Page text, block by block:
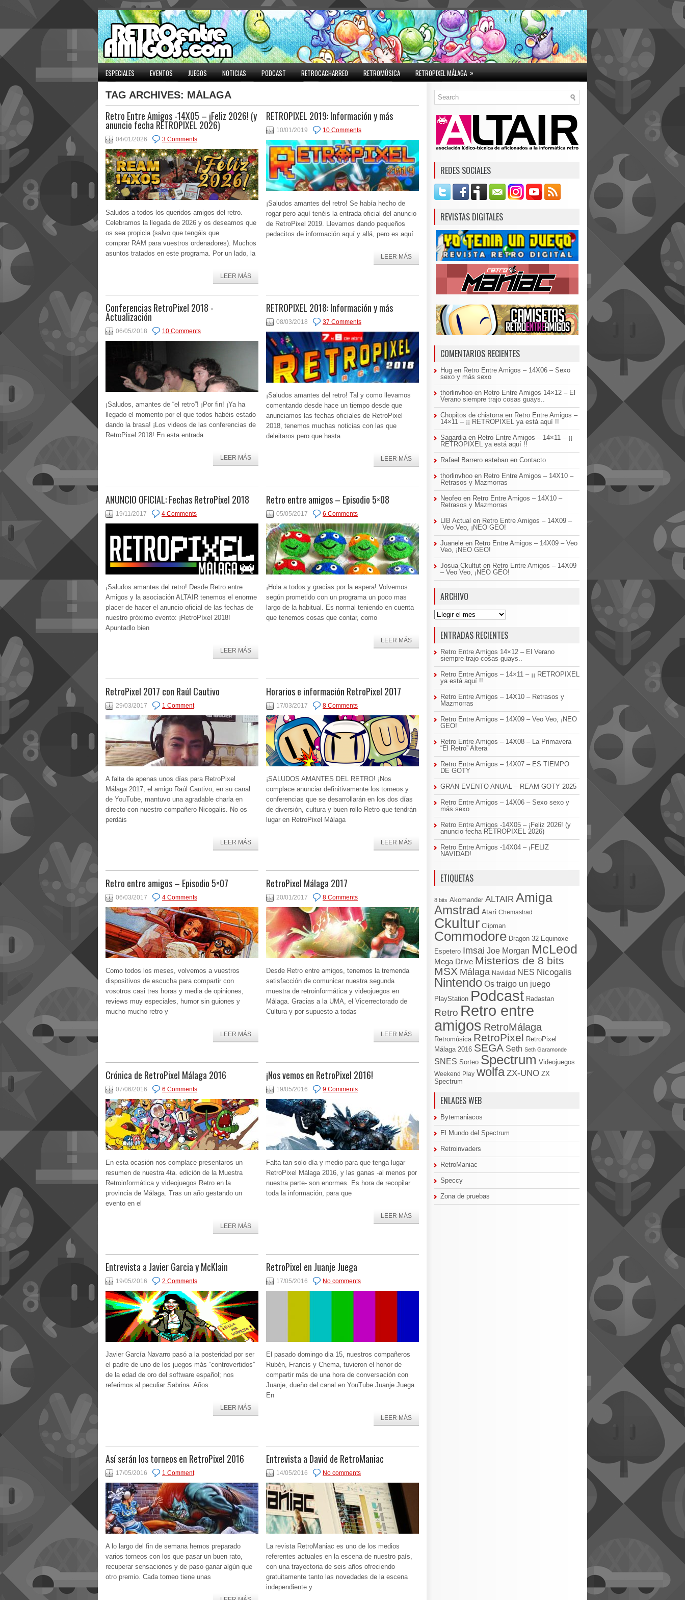
ESPECIALES EVENTOS JUEGOS NOTICIAS PODCAST RETROCACHARREO RETROMÚSICA RETROPIXEL MÁLAGA »
TAG ARCHIVES: MÁLAGA
Retro Entre Amigos -14X05 – ¡Feliz 2026! (y
anuncio fecha RETROPIXEL 2026)
04/01/2026 3 Comments
Saludos a todos los queridos amigos del retro.
Celebramos la llegada de 2026 y os deseamos que
os sea propicia (salvo que tengáis que
comprar RAM para vuestros ordenadores). Muchos
asuntos tratados en este programa. Por un lado, la
LEER MÁS
RETROPIXEL 2019: Información y más
10/01/2019 10 Comments
¡Saludos amantes del retro! Se había hecho de
rogar pero aquí tenéis la entrada oficial del anuncio
de RetroPixel 2019. Llevamos dando pequeños
pedacitos de información aquí y allá, pero es aquí
LEER MÁS
Conferencias RetroPixel 2018 -
Actualización
06/05/2018 10 Comments
¡Saludos, amantes de “el retro”! ¡Por fin! ¡Ya ha
llegado el momento por el que todos habéis estado
dando la brasa! ¡Los videos de las conferencias de
RetroPixel 2018! En esta entrada
LEER MÁS
RETROPIXEL 2018: Información y más
08/03/2018 37 Comments
¡Saludos amantes del retro! Tal y como llevamos
comentando desde hace un tiempo desde que
anunciamos las fechas oficiales de RetroPixel
2018, tenemos muchas noticias con las que
deleitaros pero que hasta
LEER MÁS
ANUNCIO OFICIAL: Fechas RetroPíxel 2018
19/11/2017 4 Comments
¡Saludos amantes del retro! Desde Retro entre
Amigos y la asociación ALTAIR tenemos el enorme
placer de hacer el anuncio oficial de las fechas de
nuestro próximo evento: ¡RetroPíxel 2018!
Apuntadlo bien
LEER MÁS
Retro entre amigos – Episodio 5×08
05/05/2017 6 Comments
¡Hola a todos y gracias por la espera! Volvemos
según prometido con un programa un poco mas
largo de la habitual. Es normal teniendo en cuenta
que tenemos cosas que contar, como
LEER MÁS
RetroPixel 2017 con Raúl Cautivo
29/03/2017 1 Comment
A falta de apenas unos días para RetroPixel
Málaga 2017, el amigo Raúl Cautivo, en su canal
de YouTube, mantuvo una agradable charla en
directo con nuestro compañero Nicogalis. No os
perdáis
LEER MÁS
Horarios e información RetroPixel 2017
17/03/2017 8 Comments
¡SALUDOS AMANTES DEL RETRO! ¡Nos
complace anunciar definitivamente los torneos y
conferencias que se desarrollarán en los dos días
de diversión, cultura y buen rollo Retro que tendrán
lugar en RetroPixel Málaga
LEER MÁS
Retro entre amigos – Episodio 5×07
06/03/2017 4 Comments
Como todos los meses, volvemos a vuestros
dispositivos de escucha para compartir con
vosotros casi tres horas y media de opiniones,
reviews muy especiales, humor sin guiones y
mucho mucho retro y
LEER MÁS
RetroPixel Málaga 2017
20/01/2017 8 Comments
Desde Retro entre amigos, tenemos la tremenda
satisfacción de comunicar nuestra segunda
muestra de retroinformática y videojuegos en
Málaga. Gracias a la UMA, el Vicerrectorado de
Cultura y por supuesto a todas
LEER MÁS
Crónica de RetroPixel Málaga 2016
07/06/2016 6 Comments
En esta ocasión nos complace presentaros un
resumen de nuestra 4ta. edición de la Muestra
Retroinformática y videojuegos Retro en la
provincia de Málaga. Tras un año gestando un
evento en el
LEER MÁS
¡Nos vemos en RetroPixel 2016!
19/05/2016 9 Comments
Falta tan solo día y medio para que tenga lugar
RetroPixel Málaga 2016, y las ganas -al menos por
nuestra parte- son enormes. Es hora de recopilar
toda la información, para que
LEER MÁS
Entrevista a Javier Garcia y McKlain
19/05/2016 2 Comments
Javier García Navarro pasó a la posteridad por ser
el padre de uno de los juegos más “controvertidos”
de la edad de oro del software español; nos
referimos al peculiar Sabrina. Años
LEER MÁS
RetroPixel en Juanje Juega
17/05/2016 No comments
El pasado domingo dia 15, nuestros compañeros
Rubén, Francis y Chema, tuvieron el honor de
compartir más de una hora de conversación con
Juanje, dueño del canal en YouTube Juanje Juega.
En
LEER MÁS
Así serán los torneos en RetroPixel 2016
17/05/2016 1 Comment
A lo largo del fin de semana hemos preparado
varios torneos con los que pasar un buen rato,
recuperar sensaciones y de paso ganar algún que
otro premio. Cada torneo tiene unas
Entrevista a David de RetroManiac
14/05/2016 No comments
La revista RetroManiac es uno de los medios
referentes actuales en la escena de nuestro país,
con una trayectoria de seis años ofreciendo
gratuitamente tanto las novedades de la escena
independiente y
REDES SOCIALES
REVISTAS DIGITALES
COMENTARIOS RECIENTES
Hug en Retro Entre Amigos – 14X06 – Sexo
sexo y más sexo
thorlinvhoo en Retro Entre Amigos 14×12 – El
Verano siempre trajo cosas guays..
Chopitos de chistorra en Retro Entre Amigos –
14×11 – ¡¡ RETROPIXEL ya está aquí !!
Sagardia en Retro Entre Amigos – 14×11 – ¡¡
RETROPIXEL ya está aquí !!
Rafael Barrero esteban en Contacto
thorlinvhoo en Retro Entre Amigos – 14X10 –
Retrasos y Mazmorras
Neofeo en Retro Entre Amigos – 14X10 –
Retrasos y Mazmorras
LIB Actual en Retro Entre Amigos – 14X09 –
Veo Veo, ¡NEO GEO!
Juanele en Retro Entre Amigos – 14X09 – Veo
Veo, ¡NEO GEO!
Josua Ckultut en Retro Entre Amigos – 14X09
– Veo Veo, ¡NEO GEO!
ARCHIVO
Archivo
ENTRADAS RECIENTES
Retro Entre Amigos 14×12 – El Verano
siempre trajo cosas guays..
Retro Entre Amigos – 14×11 – ¡¡ RETROPIXEL
ya está aquí !!
Retro Entre Amigos – 14X10 – Retrasos y
Mazmorras
Retro Entre Amigos – 14X09 – Veo Veo, ¡NEO
GEO!
Retro Entre Amigos – 14X08 – La Primavera
“El Retro” Altera
Retro Entre Amigos – 14X07 – ES TIEMPO
DE GOTY
GRAN EVENTO ANUAL – REAM GOTY 2025
Retro Entre Amigos – 14X06 – Sexo sexo y
más sexo
Retro Entre Amigos -14X05 – ¡Feliz 2026! (y
anuncio fecha RETROPIXEL 2026)
Retro Entre Amigos -14X04 – ¡FELIZ
NAVIDAD!
ETIQUETAS
8 bits Akomander ALTAIR Amiga
Amstrad Atari Chemastrad
Ckultur Clipman
Commodore Dragon 32 Equinoxe
Espetero Imsai Joe Morgan McLeod
Mega Drive Misterios de 8 bits
MSX Málaga Navidad NES Nicogalis
Nintendo Os traigo un juego
PlayStation Podcast Radastan
Retro Retro entre
amigos RetroMálaga
Retromúsica RetroPixel RetroPixel
Málaga 2016 SEGA Seth Seth Garamonde
SNES Sorteo Spectrum Videojuegos
Weekend Play wolfa ZX-UNO ZX
Spectrum
ENLACES WEB
Bytemaniacos
El Mundo del Spectrum
Retroinvaders
RetroManiac
Speccy
Zona de pruebas